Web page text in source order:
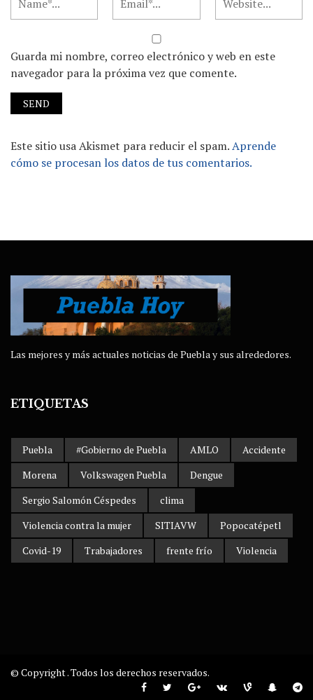
Guarda mi nombre, correo electrónico y web en este
navegador para la próxima vez que comente.
Este sitio usa Akismet para reducir el spam.Aprende
cómo se procesan los datos de tus comentarios.
Las mejores y más actuales noticias de Puebla y sus alrededores.
ETIQUETAS
Puebla #Gobierno de Puebla AMLO
Accidente
Morena
Volkswagen Puebla
Dengue
Sergio Salomón Céspedes
clima
Violencia contra la mujer
SITIAVW
Popocatépetl
Covid-19
Trabajadores frente frío Violencia
© Copyright . Todos los derechos reservados.